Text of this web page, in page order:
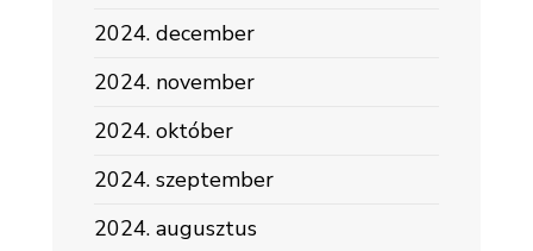
2024. december
2024. november
2024. október
2024. szeptember
2024. augusztus